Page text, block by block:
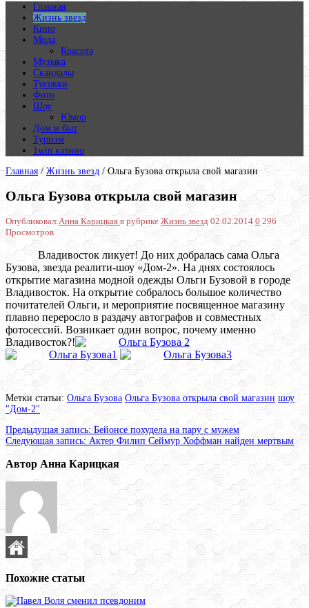
Главная
Жизнь звезд
Кино
Мода
Красота
Музыка
Скандалы
Тусовки
Фото
Шоу
Юмор
Дом и быт
Туризм
1win казино
Главная / Жизнь звезд /Ольга Бузова открыла свой магазин
Ольга Бузова открыла свой магазин
Опубликовал:Анна Карицкая в рубрике Жизнь звезд 02.02.2014 0 296
Просмотров
Владивосток ликует! До них добралась сама Ольга
Бузова, звезда реалити-шоу «Дом-2». На днях состоялось
открытие магазина модной одежды Ольги Бузовой в городе
Владивосток. На открытие собралось большое количество
почитателей Ольги, и мероприятие посвященное магазину
плавно переросло в раздачу автографов и совместных
фотосессий. Возникает один вопрос, почему именно
Владивосток?!
Метки статьи: Ольга Бузова Ольга Бузова открыла свой магазин шоу
"Дом-2"
Предыдущая запись:Бейонсе похудела на пару с мужем
Следующая запись: Актер Филип Сеймур Хоффман найден мертвым
Автор Анна Карицкая
Похожие статьи